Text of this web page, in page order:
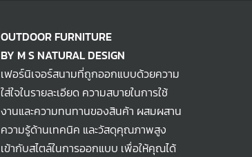
OUTDOOR FURNITURE
BY M S NATURAL DESIGN
เฟอร์นิเจอร์สนามที่ถูกออกแบบด้วยความ
ใส่ใจในรายละเอียด ความสบายในการใช้
งานและความทนทานของสินค้า ผสมผสาน
ความรู้ด้านเทคนิค และวัสดุคุณภาพสูง
เข้ากับสไตล์ในการออกแบบ เพื่อให้คุณได้